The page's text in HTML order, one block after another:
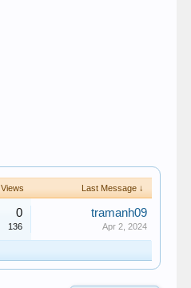
Views Last Message ↓
0
136
tramanh09
Apr 2, 2024